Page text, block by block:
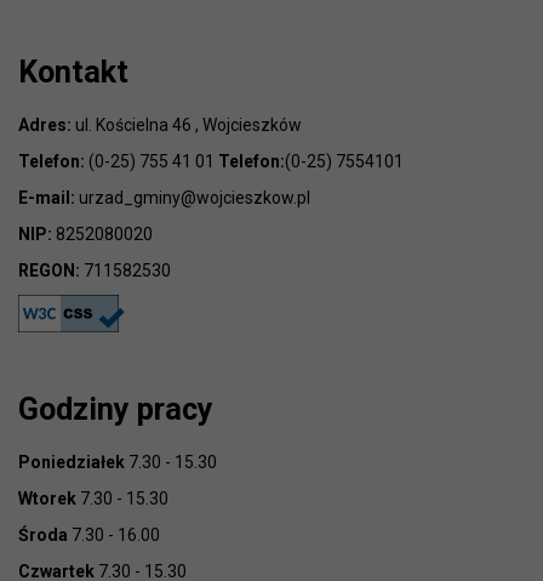
Kontakt
Adres: ul. Kościelna 46 , Wojcieszków
Telefon: (0-25) 755 41 01 Telefon:(0-25) 7554101
E-mail: urzad_gminy@wojcieszkow.pl
NIP: 8252080020
REGON: 711582530
Godziny pracy
Poniedziałek 7.30 - 15.30
Wtorek 7.30 - 15.30
Środa 7.30 - 16.00
Czwartek 7.30 - 15.30